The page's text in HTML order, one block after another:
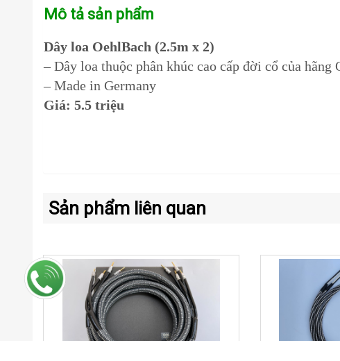
Mô tả sản phẩm
Dây loa OehlBach (2.5m x 2)
– Dây loa thuộc phân khúc cao cấp đời cổ của
– Made in Germany
Giá: 5.5 triệu
Sản phẩm liên quan